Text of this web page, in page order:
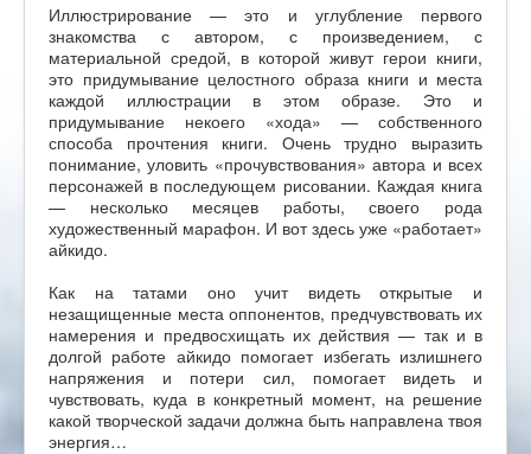
Иллюстрирование — это и углубление первого
знакомства с автором, с произведением, с
материальной средой, в которой живут герои книги,
это придумывание целостного образа книги и места
каждой иллюстрации в этом образе. Это и
придумывание некоего «хода» — собственного
способа прочтения книги. Очень трудно выразить
понимание, уловить «прочувствования» автора и всех
персонажей в последующем рисовании. Каждая книга
— несколько месяцев работы, своего рода
художественный марафон. И вот здесь уже «работает»
айкидо.
Как на татами оно учит видеть открытые и
незащищенные места оппонентов, предчувствовать их
намерения и предвосхищать их действия — так и в
долгой работе айкидо помогает избегать излишнего
напряжения и потери сил, помогает видеть и
чувствовать, куда в конкретный момент, на решение
какой творческой задачи должна быть направлена твоя
энергия…